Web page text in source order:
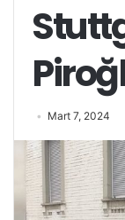
Mart 7, 2024